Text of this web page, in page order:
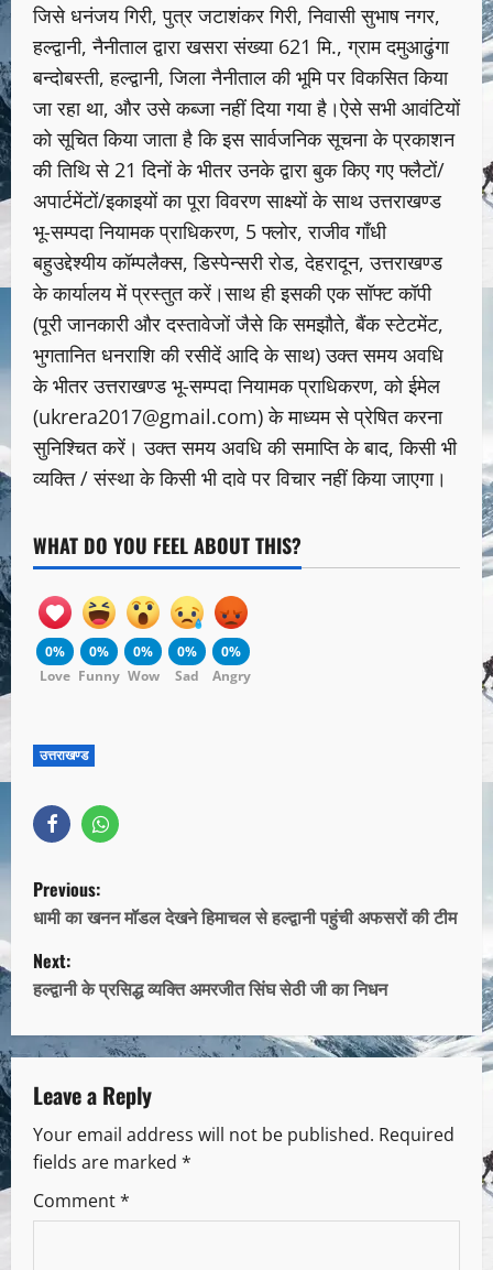
जिसे धनंजय गिरी, पुत्र जटाशंकर गिरी, निवासी सुभाष नगर,
हल्द्वानी, नैनीताल द्वारा खसरा संख्या 621 मि., ग्राम दमुआढुंगा
बन्दोबस्ती, हल्द्वानी, जिला नैनीताल की भूमि पर विकसित किया
जा रहा था, और उसे कब्जा नहीं दिया गया है।ऐसे सभी आवंटियों
को सूचित किया जाता है कि इस सार्वजनिक सूचना के प्रकाशन
की तिथि से 21 दिनों के भीतर उनके द्वारा बुक किए गए फ्लैटों/
अपार्टमेंटों/इकाइयों का पूरा विवरण साक्ष्यों के साथ उत्तराखण्ड
भू-सम्पदा नियामक प्राधिकरण, 5 फ्लोर, राजीव गाँधी
बहुउद्देश्यीय कॉम्पलैक्स, डिस्पेन्सरी रोड, देहरादून, उत्तराखण्ड
के कार्यालय में प्रस्तुत करें।साथ ही इसकी एक सॉफ्ट कॉपी
(पूरी जानकारी और दस्तावेजों जैसे कि समझौते, बैंक स्टेटमेंट,
भुगतानित धनराशि की रसीदें आदि के साथ) उक्त समय अवधि
के भीतर उत्तराखण्ड भू-सम्पदा नियामक प्राधिकरण, को ईमेल
(ukrera2017@gmail.com) के माध्यम से प्रेषित करना
सुनिश्चित करें। उक्त समय अवधि की समाप्ति के बाद, किसी भी
व्यक्ति / संस्था के किसी भी दावे पर विचार नहीं किया जाएगा।
WHAT DO YOU FEEL ABOUT THIS?
0%
Love
0%
Funny
0%
Wow
0%
Sad
0%
Angry
उत्तराखण्ड
Previous:
धामी का खनन मॉडल देखने हिमाचल से हल्द्वानी पहुंची अफसरों की टीम
Next:
हल्द्वानी के प्रसिद्ध व्यक्ति अमरजीत सिंघ सेठी जी का निधन
Leave a Reply
Your email address will not be published. Required
fields are marked *
Comment*